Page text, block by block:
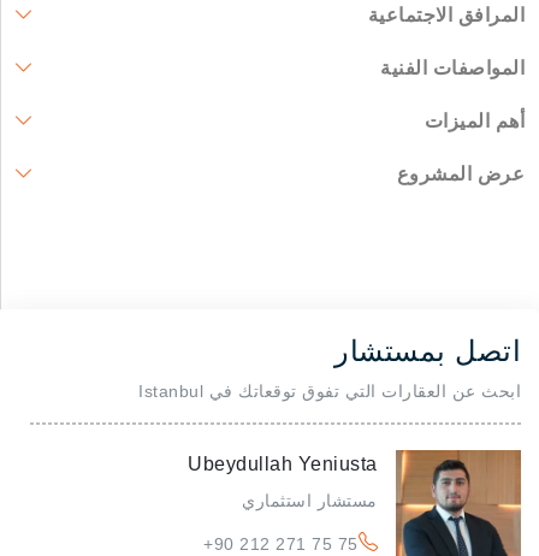
المرافق الاجتماعية
المواصفات الفنية
أهم الميزات
عرض المشروع
اتصل بمستشار
ابحث عن العقارات التي تفوق توقعاتك في Istanbul
Ubeydullah Yeniusta
مستشار استثماري
+90 212 271 75 75